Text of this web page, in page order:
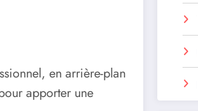
en arrière-plan
apporter une